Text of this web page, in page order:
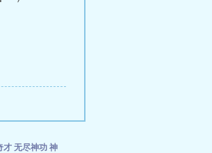
才 无尽神功 神